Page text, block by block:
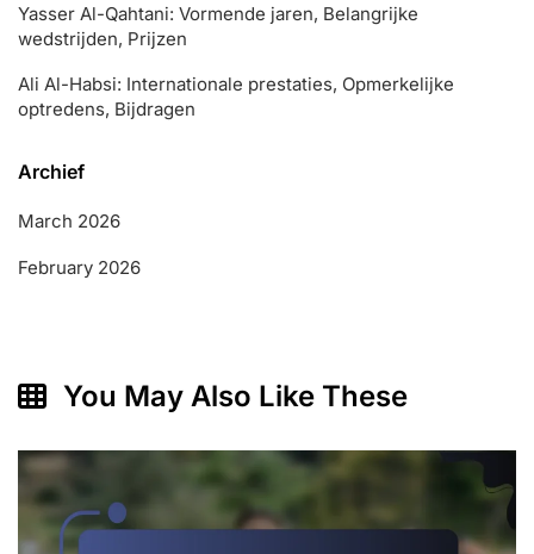
Yasser Al-Qahtani: Vormende jaren, Belangrijke
wedstrijden, Prijzen
Ali Al-Habsi: Internationale prestaties, Opmerkelijke
optredens, Bijdragen
Archief
March 2026
February 2026
You May Also Like These